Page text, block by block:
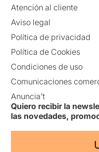
Atención al cliente
Aviso legal
Política de privacidad
Política de Cookies
Condiciones de uso
Comunicaciones
Anuncia’t
Quiero recibir la
las novedades,